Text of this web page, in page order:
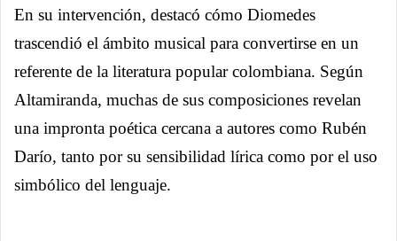
En su intervención, destacó cómo Diomedes
trascendió el ámbito musical para convertirse en un
referente de la literatura popular colombiana. Según
Altamiranda, muchas de sus composiciones revelan
una impronta poética cercana a autores como Rubén
Darío, tanto por su sensibilidad lírica como por el uso
simbólico del lenguaje.